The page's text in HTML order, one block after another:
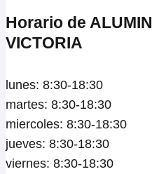
Horario de
VICTORIA
lunes: 8:30-18:30
martes: 8:30-18:30
miercoles: 8:30-18:30
jueves: 8:30-18:30
viernes: 8:30-18:30